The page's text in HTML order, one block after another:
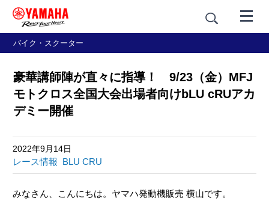
バイク・スクーター
豪華講師陣が直々に指導！ 9/23（金）MFJ
モトクロス全国大会出場者向けbLU cRUアカ
デミー開催
2022年9月14日
レース情報 BLU CRU
みなさん、こんにちは。ヤマハ発動機販売 横山です。